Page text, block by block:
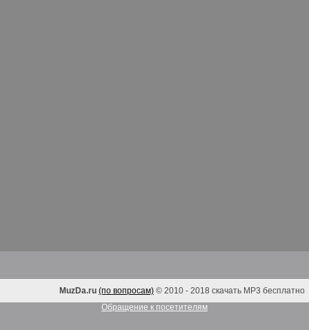
MuzDa.ru (по вопросам) © 2010 - 2018 скачать MP3 бесплатно
Обращение к посетителям